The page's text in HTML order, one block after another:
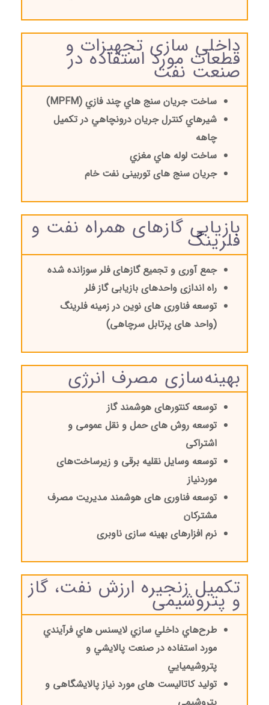
داخلی سازی تجهیزات و
قطعات مورد استفاده در
صنعت نفت
ساخت جریان سنج هاي چند فازي (MPFM
)
شیرهاي کنترل جریان درونچاهي در تکمیل
چاهه
ساخت لوله هاي مغزي
جریان سنج های توربینی نفت خام
بازیابی گازهای همراه نفت و
فلرینگ
جمع آوری و تجمیع گازهای فلر سوزانده شده
راه اندازی واحدهای بازیابی گاز فلر
توسعه فناوری های نوین در زمینه فلرینگ
(واحد های پرتابل سرچاهی)
بهینه‌سازی مصرف انرژی
توسعه کنتورهای هوشمند گاز
توسعه روش های حمل و نقل عمومی و
اشتراکی
توسعه وسایل نقلیه برقی و زیرساخت‌های
موردنیاز
توسعه فناوری های هوشمند مدیریت مصرف
مشترکان
نرم افزارهای بهینه سازی ناوبری
تکمیل زنجیره ارزش نفت، گاز
و پتروشیمی
طرح‌هاي داخلي سازي لايسنس هاي فرآيندي
مورد استفاده در صنعت پالايشي و
پتروشيميايي
تولید کاتالیست های مورد نیاز پالایشگاهی و